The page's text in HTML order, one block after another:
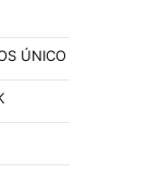
ÚNICO